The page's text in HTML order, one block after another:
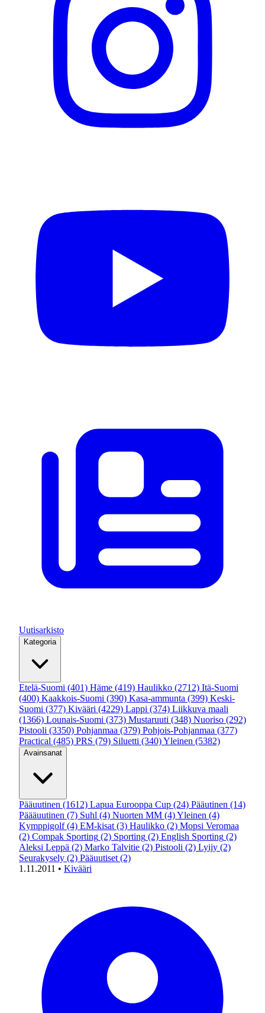
Uutisarkisto
Kategoria
Etelä-Suomi (401) Häme (419) Haulikko (2712) Itä-Suomi
(400) Kaakkois-Suomi (390) Kasa-ammunta (399) Keski-
Suomi (377) Kivääri (4229) Lappi (374) Liikkuva maali
(1366) Lounais-Suomi (373) Mustaruuti (348) Nuoriso (292)
Pistooli (3350) Pohjanmaa (379) Pohjois-Pohjanmaa (377)
Practical (485) PRS (79) Siluetti (340)Yleinen (5382)
Avainsanat
Pääuutinen (1612) Lapua Eurooppa Cup (24) Pääutinen (14)
Päääuutinen (7) Suhl (4) Nuorten MM (4)Yleinen (4)
Kymppigolf (4) EM-kisat (3) Haulikko (2) Mopsi Veromaa
(2) Compak Sporting (2) Sporting (2) English Sporting (2)
Aleksi Leppä (2) Marko Talvitie (2) Pistooli (2) Lyijy (2)
Seurakysely (2) Pääuutiset (2)
1.11.2011 • Kivääri